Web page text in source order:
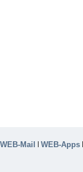
WEB-Mail WEB-Apps